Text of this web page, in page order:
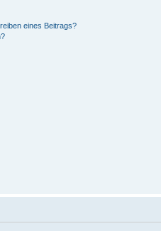
eines Beitrags?